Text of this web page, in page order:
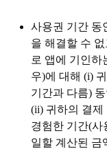
사용권 기간 동
을 해결할 수
로 앱에 기인하
우)에 대해 (i)
기간과 다름)
(ii) 귀하의 결제
경험한 기간(사
일할 계산된 금